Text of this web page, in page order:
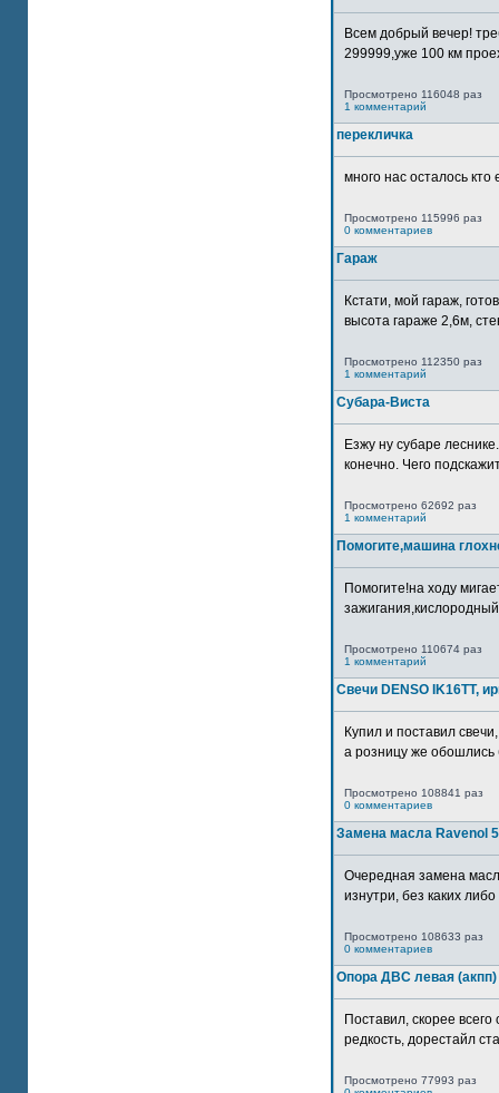
Всем добрый вечер!
299999,уже 100 км
Просмотрено 116048 раз
1 комментарий
перекличка
много нас осталось
Просмотрено 115996 раз
0 комментариев
Гараж
Кстати, мой гараж,
высота гараже 2,6м,
Просмотрено 112350 раз
1 комментарий
Субара-Виста
Езжу ну субаре
конечно. Чего
Просмотрено 62692 раз
1 комментарий
Помогите,машина
Помогите!на ходу
Просмотрено 110674 раз
1 комментарий
Свечи DENSO IK16TT,
Купил и поставил
а розницу же обошлись
Просмотрено 108841 раз
0 комментариев
Замена масла Ravenol
Очередная замена
изнутри, без каких
Просмотрено 108633 раз
0 комментариев
Опора ДВС левая (акпп)
Поставил, скорее
редкость, дорестайл
Просмотрено 77993 раз